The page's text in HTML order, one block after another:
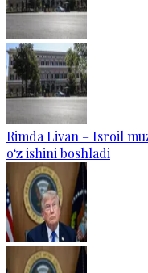
Rimda Livan – Isroil
o‘z ishini boshladi